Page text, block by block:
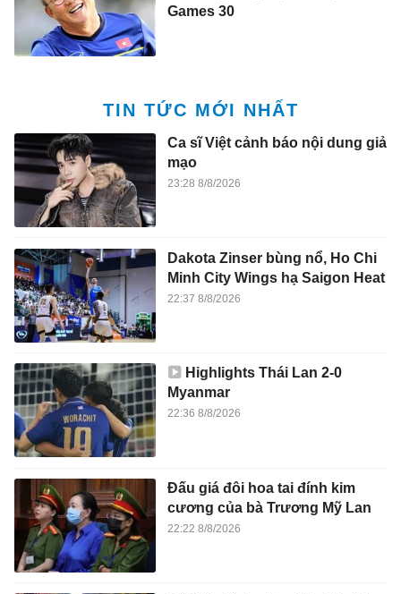
Games 30
TIN TỨC MỚI NHẤT
Ca sĩ Việt cảnh báo nội dung giả
mạo
23:28 8/8/2026
Dakota Zinser bùng nổ, Ho Chi
Minh City Wings hạ Saigon Heat
22:37 8/8/2026
Highlights Thái Lan 2-0
Myanmar
22:36 8/8/2026
Đấu giá đôi hoa tai đính kim
cương của bà Trương Mỹ Lan
22:22 8/8/2026